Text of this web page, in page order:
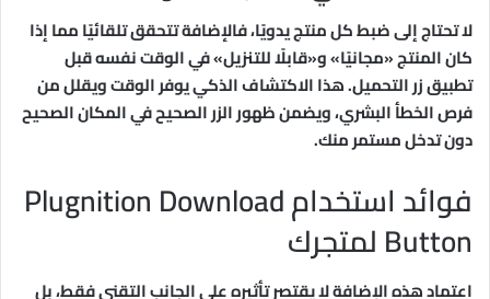
لا تحتاج إلى ضبط كل منتج يدويًا، فالإضافة تتحقق تلقائيًا مما إذا
كان المنتج «مجانيًا» و«قابلًا للتنزيل» في الوقت نفسه قبل
تطبيق زر التحميل. هذا الاكتشاف الذكي يوفر الوقت ويقلل من
فرص الخطأ البشري، ويضمن ظهور الزر الصحيح في المكان الصحيح
دون تدخل مستمر منك.
فوائد استخدام Plugnition Download
Button لمتجرك
اعتماد هذه الإضافة لا يقتصر تأثيره على الجانب التقني فقط، بل